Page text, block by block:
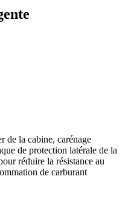
de la cabine, carénage
de protection latérale de la
réduire la résistance au
de carburant